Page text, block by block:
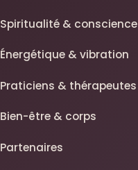
Spiritualité & conscience
Énergétique & vibration
Praticiens & thérapeutes
Bien-être & corps
Partenaires